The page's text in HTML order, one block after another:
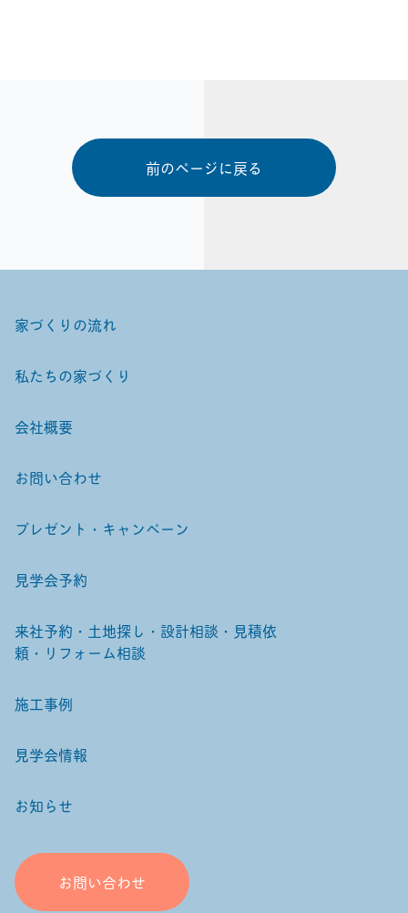
前のページに戻る
家づくりの流れ
私たちの家づくり
会社概要
お問い合わせ
プレゼント・キャンペーン
見学会予約
来社予約・土地探し・設計相談・見積依
頼・リフォーム相談
施工事例
見学会情報
お知らせ
お問い合わせ